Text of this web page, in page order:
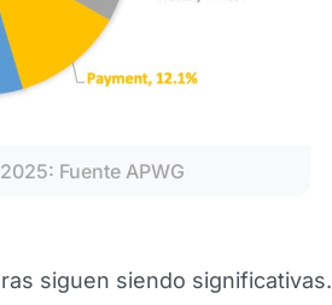
Fuente APWG
siguen siendo significativas.